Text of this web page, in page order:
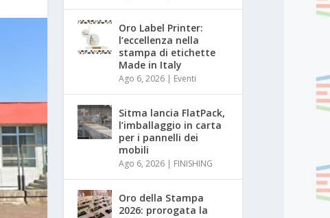
Oro Label Printer:
l’eccellenza nella
stampa di etichette
Made in Italy
Ago 6, 2026 | Eventi
Sitma lancia FlatPack,
l’imballaggio in carta
per i pannelli dei
mobili
Ago 6, 2026 | FINISHING
Oro della Stampa
2026: prorogata la